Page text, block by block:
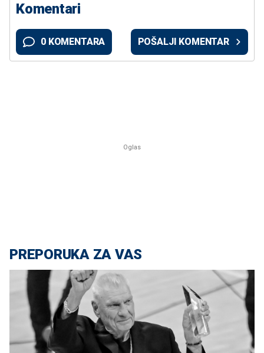
Komentari
0 KOMENTARA POŠALJI KOMENTAR
PREPORUKA ZA VAS